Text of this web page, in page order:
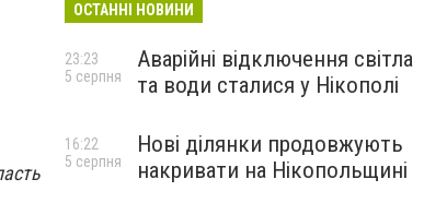
ОСТАННІ НОВИНИ
Аварійні відключення світла
та води сталися у Нікополі
23:23
5 серпня
Нові ділянки продовжують
накривати на Нікопольщині
16:22
5 серпня